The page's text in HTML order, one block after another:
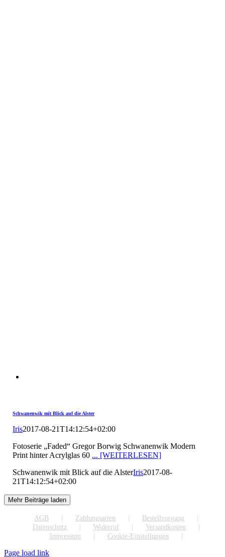
Schwanenwik mit Blick auf die Alster
Iris2017-08-21T14:12:54+02:00
Fotoserie „Faded“ Gregor Borwig Schwanenwik Modern
Print hinter Acrylglas 60 ... [WEITERLESEN]
Schwanenwik mit Blick auf die AlsterIris2017-08-
21T14:12:54+02:00
Mehr Beiträge laden
AGB Zahlungsarten
Bestellvorgang
Datenschutz
Widerruf
Versandkosten
Impressum
Cookie-Einstellungen
Page load link